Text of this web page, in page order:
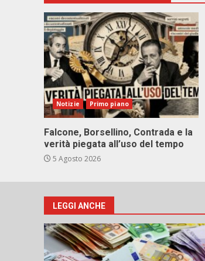
Notizie Primo piano
Falcone, Borsellino, Contrada e la
verità piegata all’uso del tempo
5 Agosto 2026
LEGGI ANCHE